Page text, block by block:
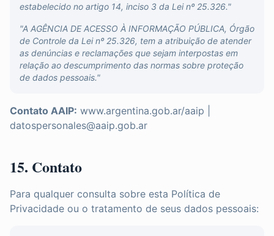
estabelecido no artigo 14, inciso 3 da Lei nº 25.326."
"A AGÊNCIA DE ACESSO À INFORMAÇÃO PÚBLICA, Órgão
de Controle da Lei nº 25.326, tem a atribuição de atender
as denúncias e reclamações que sejam interpostas em
relação ao descumprimento das normas sobre proteção
de dados pessoais."
Contato AAIP: www.argentina.gob.ar/aaip |
datospersonales@aaip.gob.ar
15. Contato
Para qualquer consulta sobre esta Política de
Privacidade ou o tratamento de seus dados pessoais: